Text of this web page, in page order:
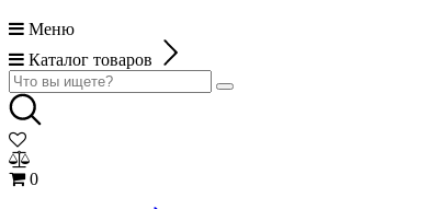
Меню
Каталог товаров
0